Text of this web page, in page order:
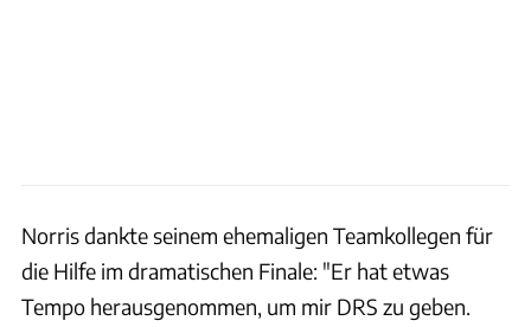
Norris dankte seinem ehemaligen Teamkollegen für
die Hilfe im dramatischen Finale: "Er hat etwas
Tempo herausgenommen, um mir DRS zu geben.